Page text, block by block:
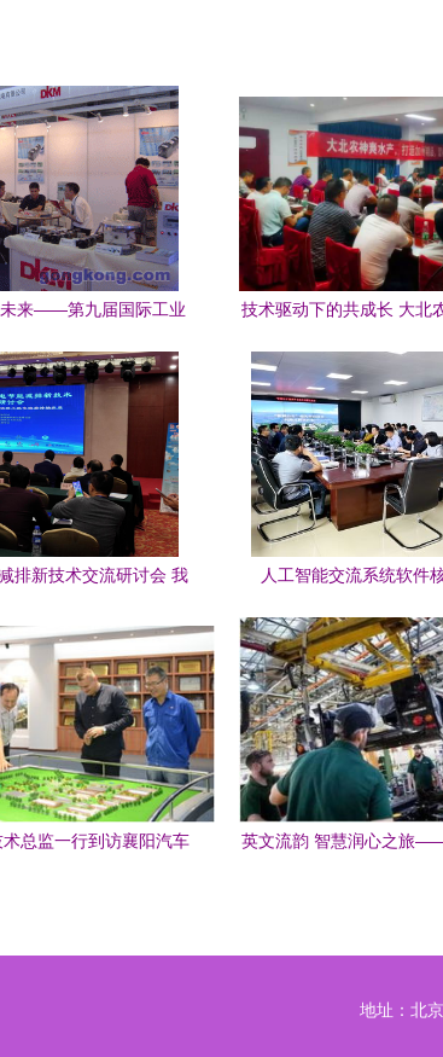
来——第九届国际工业
技术驱动下的共成长 大北
排新技术交流研讨会 我
人工智能交流系统软件
总监一行到访襄阳汽车
英文流韵 智慧润心之旅
地址：北